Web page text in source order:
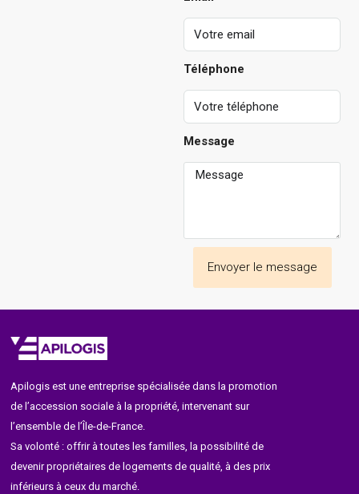
Téléphone
Message
Envoyer le message
Apilogis est une entreprise spécialisée dans la promotion
de l’accession sociale à la propriété, intervenant sur
l’ensemble de l’Île-de-France.
Sa volonté : offrir à toutes les familles, la possibilité de
devenir propriétaires de logements de qualité, à des prix
inférieurs à ceux du marché.